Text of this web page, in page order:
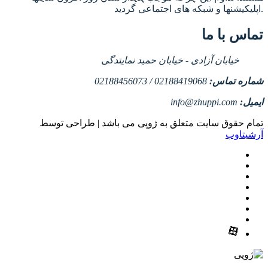
اپلیکیشنها و شبکه های اجتماعی گردید.
تماس با ما
خیابان آزادی - خیابان حمید نمایندگی
شماره تماس: 02188419068 / 02188456073
ایمیل: info@zhuppi.com
تمام حقوق سایت متعلق به ژوپی می باشد | طراحی توسط
آرشیتاوب